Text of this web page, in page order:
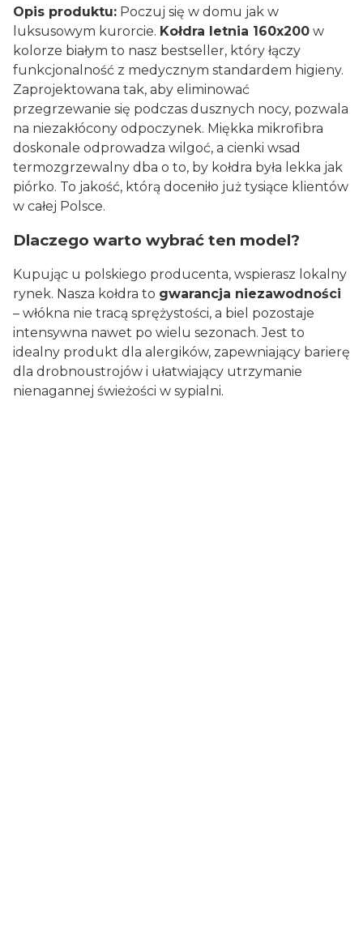
Opis produktu: Poczuj się w domu jak w
luksusowym kurorcie. Kołdra letnia 160x200 w
kolorze białym to nasz bestseller, który łączy
funkcjonalność z medycznym standardem higieny.
Zaprojektowana tak, aby eliminować
przegrzewanie się podczas dusznych nocy, pozwala
na niezakłócony odpoczynek. Miękka mikrofibra
doskonale odprowadza wilgoć, a cienki wsad
termozgrzewalny dba o to, by kołdra była lekka jak
piórko. To jakość, którą doceniło już tysiące klientów
w całej Polsce.
Dlaczego warto wybrać ten model?
Kupując u polskiego producenta, wspierasz lokalny
rynek. Nasza kołdra to gwarancja niezawodności
– włókna nie tracą sprężystości, a biel pozostaje
intensywna nawet po wielu sezonach. Jest to
idealny produkt dla alergików, zapewniający barierę
dla drobnoustrojów i ułatwiający utrzymanie
nienagannej świeżości w sypialni.